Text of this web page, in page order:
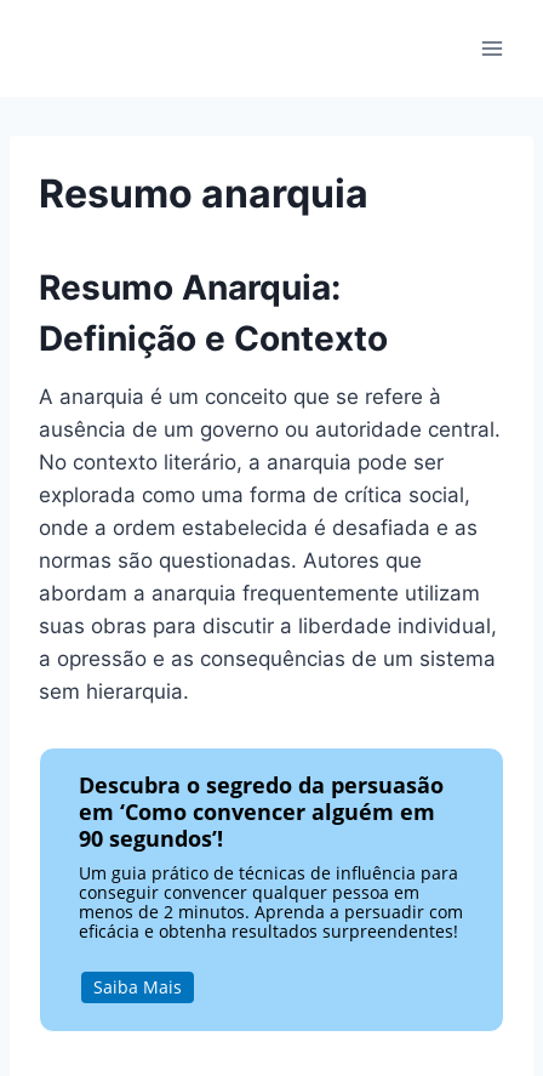
Resumo anarquia
Resumo Anarquia:
Definição e Contexto
A anarquia é um conceito que se refere à
ausência de um governo ou autoridade central.
No contexto literário, a anarquia pode ser
explorada como uma forma de crítica social,
onde a ordem estabelecida é desafiada e as
normas são questionadas. Autores que
abordam a anarquia frequentemente utilizam
suas obras para discutir a liberdade individual,
a opressão e as consequências de um sistema
sem hierarquia.
Descubra o segredo da persuasão
em ‘Como convencer alguém em
90 segundos’!
Um guia prático de técnicas de influência para
conseguir convencer qualquer pessoa em
menos de 2 minutos. Aprenda a persuadir com
eficácia e obtenha resultados surpreendentes!
Saiba Mais